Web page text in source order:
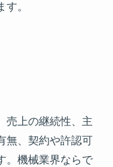
。
売上の継続性、主
無、契約や許認可
。機械業界ならで